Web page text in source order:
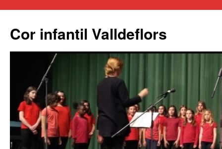
Cor infantil Valldeflors